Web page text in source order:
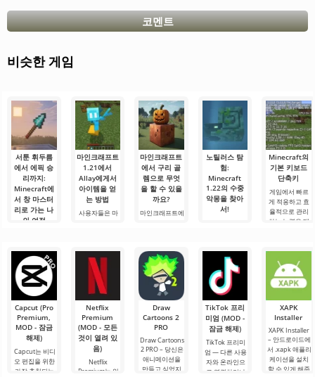
코멘트
비슷한 게임
서툰 휘두름
에서 에픽 승
리까지:
Minecraft에
서 창 마스터
리로 가는 나
의 여정
가 여러분! 오늘
저는 상상의 흰
가운을 입기로
했습니다 그리
마인크래프트
1.21에서
Allay에게서
아이템을 얻
는 방법
사용자들은 마
하는 데 도움을
주며, 그와 친구
가 되어야 한다
는 것을 알고 있
습니다. 그가 도
움을 주도록.
마인크래프트
에서 구리 골
렘으로 무엇
을 할 수 있을
까요?
마인크래프트에
크래프트 세계
에서는 항상 무
언가가 일어납
니다: 새로운 블
록, 신비로운 생
물 군계, 그리고.
노틸러스 탐
험:
Minecraft
1.22의 수중
악몽을 찾아
서!
글을 쓰는 동안
에도 감정이 북
받쳐 오릅니다.
오늘은 단순한
리뷰가 아닙니
다 — 이것은 저
의.
Minecraft의
기본 키보드
단축키
게임에서 빠르
게 적응하고 효
율적으로 관리
하는 능력은 매
Minecraft의 기
본 키를 사용하
면 필요한 요소
를 선택하고, 기
능, 인벤토리 또
는 주변 물체와
Capcut (Pro
Premium,
MOD - 잠금
해제)
Capcut는 비디
오 편집을 위한
가장 추천되는
Netflix
Premium
(MOD - 모든
것이 열려 있
음)
Netflix
Premium는 안
Draw
Cartoons 2
PRO
Draw Cartoons
2 PRO – 당신은
애니메이션을
만들고 싶었지
TikTok 프리
미엄 (MOD -
잠금 해제)
TikTok 프리미
엄 — 다른 사용
자와 온라인으
로 연결하거나
XAPK
Installer
XAPK Installer
– 안드로이드에
서 .xapk 애플리
케이션을 설치
할 수 있게 해줍